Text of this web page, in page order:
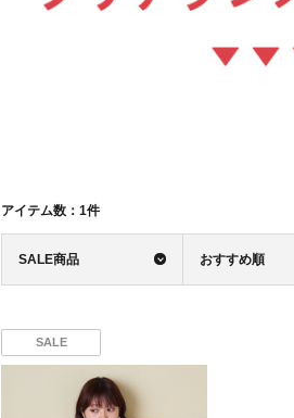
アイテム数： 1件
SALE商品 おすすめ順
SALE